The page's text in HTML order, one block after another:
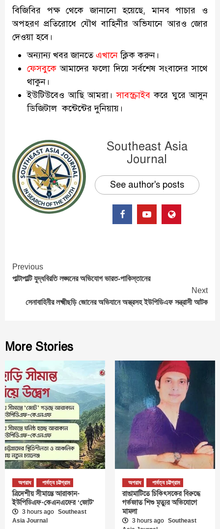
বিজিবির পক্ষ থেকে জানানো হয়েছে, মানব পাচার ও
অপহরণ প্রতিরোধে যৌথ বাহিনীর অভিযানে আরও জোর
দেওয়া হবে।
অন্যান্য খবর জানতে এখানে ক্লিক করুন।
ফেসবুকে আমাদের ফলো দিয়ে সর্বশেষ সংবাদের সাথে
থাকুন।
ইউটিউবেও আছি আমরা। সাবস্ক্রাইব করে ঘুরে আসুন
ডিজিটাল কন্টেন্টের দুনিয়ায়।
Southeast Asia
Journal
See author's posts
Continue
Reading
Previous
পাল্টাপাল্টি যুদ্ধবিরতি লঙ্ঘনের অভিযোগ ভারত-পাকিস্তানের
Next
সেনাবাহিনীর লক্ষ্মীছড়ি জোনের অভিযানে অস্ত্রসহ ইউপিডিএফ সন্ত্রাসী আটক
More Stories
অপরাধ পার্বত্য চট্টগ্রাম
ত্রিদেশীয় সীমান্তে আরাকান-
ইউপিডিএফ-কেএনএফের ‘জোট’
3 hours ago Southeast
Asia Journal
অপরাধ পার্বত্য চট্টগ্রাম
রাঙামাটিতে চিকিৎসকের বিরুদ্ধে
গর্ভজাত শিশু মৃত্যুর অভিযোগে
মামলা
3 hours ago Southeast